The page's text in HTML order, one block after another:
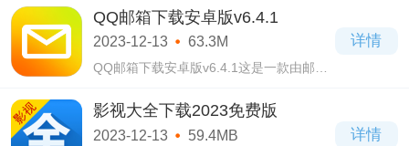
载安卓2023最新版在这款软件中，用户们
可以通过使用里面的通讯功能进行添加好
友，而且里
QQ邮箱下载安卓版v6.4.1
2023-12-13 63.3M
QQ邮箱下载安卓版v6.4.1这是一款由邮件
卓版v6.4.1在这款软件中，用户们可以在里
面进行开启日程管理的功能，而且里面还
有强大的记
详情
影视大全下载2023免费版
2023-12-13 59.4MB 详情